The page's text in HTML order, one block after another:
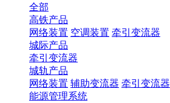
全部
高铁产品
网络装置 空调装置 牵引变流器
城际产品
牵引变流器
城轨产品
网络装置 辅助变流器 牵引变流器
能源管理系统